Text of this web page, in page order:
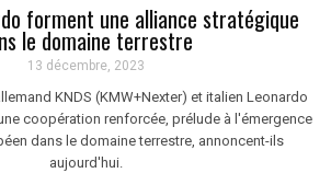
forment une alliance stratégique
le domaine terrestre
13 décembre, 2023
KNDS (KMW+Nexter) et italien Leonardo
coopération renforcée, prélude à l'émergence
dans le domaine terrestre, annoncent-ils
aujourd'hui.